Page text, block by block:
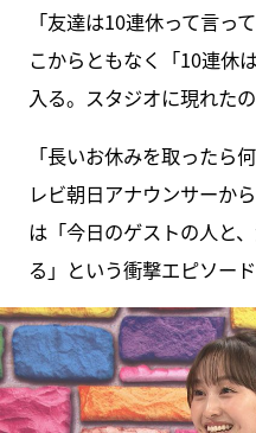
「友達は10連休って言っ
こからともなく「10連休
入る。スタジオに現れた
「長いお休みを取ったら
レビ朝日アナウンサーか
は「今日のゲストの人と
る」という衝撃エピソード